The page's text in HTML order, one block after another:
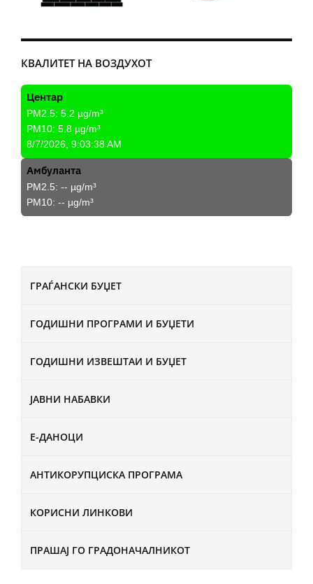
ГРАЃАНСКИ БУЏЕТ
ГОДИШНИ ПРОГРАМИ И БУЏЕТИ
ГОДИШНИ ИЗВЕШТАИ И БУЏЕТ
ЈАВНИ НАБАВКИ
Е-ДАНОЦИ
АНТИКОРУПЦИСКА ПРОГРАМА
КОРИСНИ ЛИНКОВИ
ПРАШАЈ ГО ГРАДОНАЧАЛНИКОТ
КВАЛИТЕТ НА ВОЗДУХОТ
Центар
PM2.5: 5.2 µg/m³
PM10: 5.8 µg/m³
8/7/2026, 9:03:38 AM
Амбуланта
PM2.5: -- µg/m³
PM10: -- µg/m³